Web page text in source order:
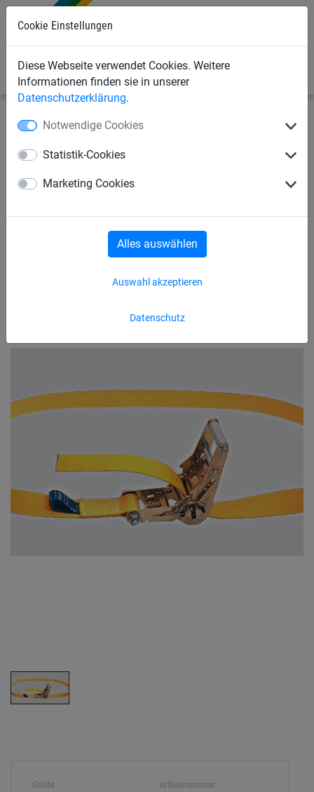
Cookie Einstellungen
Diese Webseite verwendet Cookies. Weitere
Informationen finden sie in unserer
Datenschutzerklärung.
Notwendige Cookies
Statistik-Cookies
Marketing Cookies
Datenschutz
Auswahl akzeptieren
Alles auswählen
Bauschutznetze
Personenauffangnetze
Verzurrgurt 1-teilig, Zugkraft:
3000 daN
Größe Artikelnummer